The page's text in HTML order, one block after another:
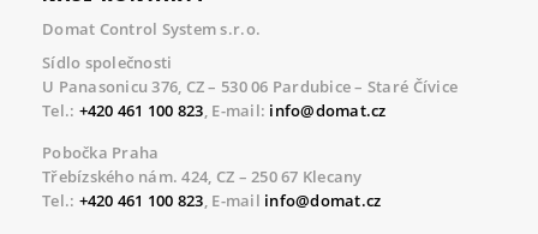
Domat Control System s.r.o.
Sídlo společnosti
U Panasonicu 376, CZ – 530 06 Pardubice – Staré Čívice
Tel.: +420 461 100 823, E-mail: info@domat.cz
Pobočka Praha
Třebízského nám. 424, CZ – 250 67 Klecany
Tel.: +420 461 100 823, E-mail info@domat.cz